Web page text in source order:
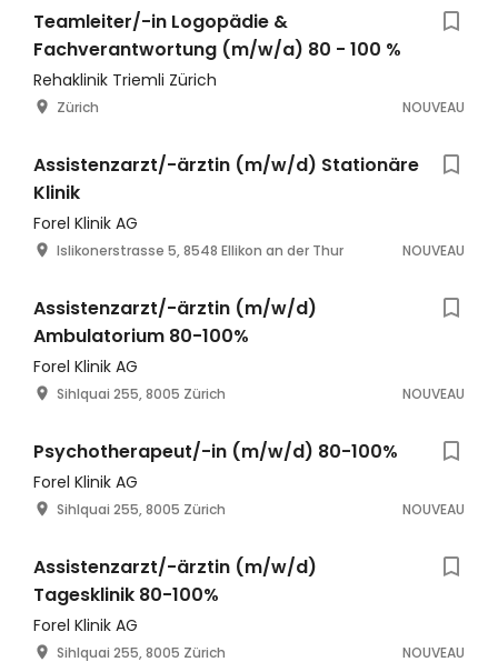
Teamleiter/-in Logopädie &
Fachverantwortung (m/w/a) 80 - 100 %
Rehaklinik Triemli Zürich
Zürich NOUVEAU
Assistenzarzt/-ärztin (m/w/d) Stationäre
Klinik
Forel Klinik AG
Islikonerstrasse 5, 8548 Ellikon an der Thur NOUVEAU
Assistenzarzt/-ärztin (m/w/d)
Ambulatorium 80-100%
Forel Klinik AG
Sihlquai 255, 8005 Zürich NOUVEAU
Psychotherapeut/-in (m/w/d) 80-100%
Forel Klinik AG
Sihlquai 255, 8005 Zürich NOUVEAU
Assistenzarzt/-ärztin (m/w/d)
Tagesklinik 80-100%
Forel Klinik AG
Sihlquai 255, 8005 Zürich NOUVEAU